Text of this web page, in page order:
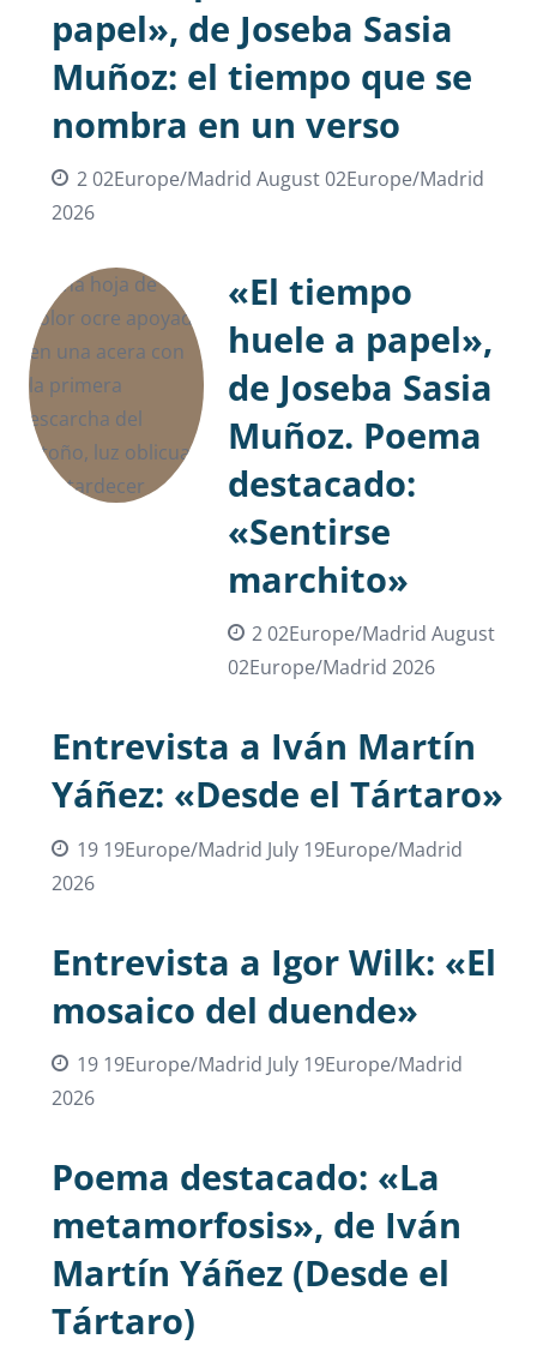
papel», de Joseba Sasia
Muñoz: el tiempo que se
nombra en un verso
2 02Europe/Madrid August 02Europe/Madrid
2026
«El tiempo
huele a papel»,
de Joseba Sasia
Muñoz. Poema
destacado:
«Sentirse
marchito»
2 02Europe/Madrid August
02Europe/Madrid 2026
Entrevista a Iván Martín
Yáñez: «Desde el Tártaro»
19 19Europe/Madrid July 19Europe/Madrid
2026
Entrevista a Igor Wilk: «El
mosaico del duende»
19 19Europe/Madrid July 19Europe/Madrid
2026
Poema destacado: «La
metamorfosis», de Iván
Martín Yáñez (Desde el
Tártaro)